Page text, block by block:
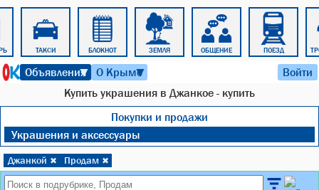
ТАКСИ БЛОКНОТ ЗЕМЛЯ ОБЩЕНИЕ ПОЕЗД
Объявления
▼ О Крыме
▼ Войти
Купить украшения в Джанкое - купить
Покупки и продажи
Украшения и аксессуары
Джанкой ✖ Продам ✖